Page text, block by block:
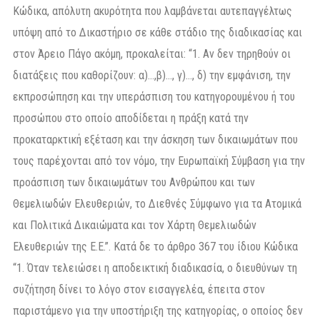
Κώδικα, απόλυτη ακυρότητα που λαμβάνεται αυτεπαγγέλτως
υπόψη από το Δικαστήριο σε κάθε στάδιο της διαδικασίας και
στον Άρειο Πάγο ακόμη, προκαλείται: “1. Αν δεν τηρηθούν οι
διατάξεις που καθορίζουν: α)…,β)…, γ)…, δ) την εμφάνιση, την
εκπροσώπηση και την υπεράσπιση του κατηγορουμένου ή του
προσώπου στο οποίο αποδίδεται η πράξη κατά την
προκαταρκτική εξέταση και την άσκηση των δικαιωμάτων που
τους παρέχονται από τον νόμο, την Ευρωπαϊκή Σύμβαση για την
προάσπιση των δικαιωμάτων του Ανθρώπου και των
Θεμελιωδών Ελευθεριών, το Διεθνές Σύμφωνο για τα Ατομικά
και Πολιτικά Δικαιώματα και τον Χάρτη Θεμελιωδών
Ελευθεριών της Ε.Ε.”. Κατά δε το άρθρο 367 του ίδιου Κώδικα
“1. Όταν τελειώσει η αποδεικτική διαδικασία, ο διευθύνων τη
συζήτηση δίνει το λόγο στον εισαγγελέα, έπειτα στον
παριστάμενο για την υποστήριξη της κατηγορίας, ο οποίος δεν